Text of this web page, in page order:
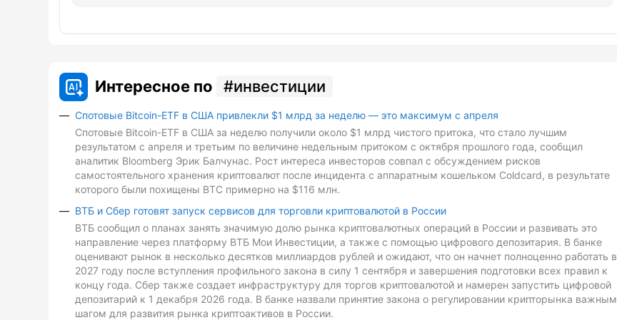
Интересное по инвестиции
Спотовые Bitcoin-ETF в США привлекли $1 млрд за неделю — это максимум с апреля
Спотовые Bitcoin-ETF в США за неделю получили около $1 млрд чистого притока, что стало лучшим
результатом с апреля и третьим по величине недельным притоком с октября прошлого года, сообщил
аналитик Bloomberg Эрик Балчунас. Рост интереса инвесторов совпал с обсуждением рисков
самостоятельного хранения криптовалют после инцидента с аппаратным кошельком Coldcard, в результате
которого были похищены BTC примерно на $116 млн.
ВТБ и Сбер готовят запуск сервисов для торговли криптовалютой в России
ВТБ сообщил о планах занять значимую долю рынка криптовалютных операций в России и развивать это
направление через платформу ВТБ Мои Инвестиции, а также с помощью цифрового депозитария. В банке
оценивают рынок в несколько десятков миллиардов рублей и ожидают, что он начнет полноценно работать в
2027 году после вступления профильного закона в силу 1 сентября и завершения подготовки всех правил к
концу года. Сбер также создает инфраструктуру для торгов криптовалютой и намерен запустить цифровой
депозитарий к 1 декабря 2026 года. В банке назвали принятие закона о регулировании крипторынка важным
шагом для развития рынка криптоактивов в России.